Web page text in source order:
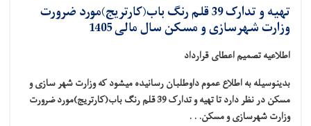
تهیه و تدارک 39 قلم رنگ باب(کارتریج)مورد ضرورت
وزارت شهرسازی و مسکن سال مالی 1405
اطلاعیه تصمیم اعطای قرارداد
بدینوسیله به اطلاع عموم داوطلبان رسانیده میشود که وزارت شهر سازی و
مسکن در نظر دارد تا تهیه و تدارک 39 قلم رنگ باب(کارتریج)مورد ضرورت
وزارت شهرسازی و مسکن. . .